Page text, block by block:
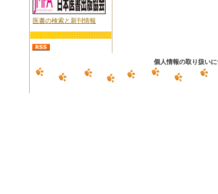
医書の検索と新刊情報
個人情報の取り扱い